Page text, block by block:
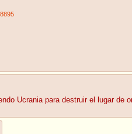
Ucrania para destruir el lugar de